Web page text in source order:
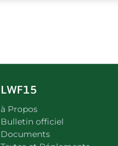
LWF15
à Propos
Bulletin officiel
Documents